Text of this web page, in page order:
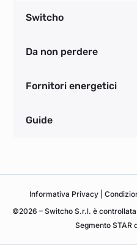
Switcho
Da non perdere
Fornitori energetici
Guide
Informativa Privacy
©2026 – Switcho S.r.l. è
Segmento STAR